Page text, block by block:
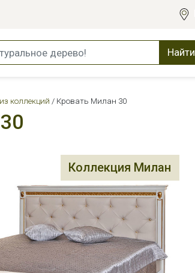
Найти
коллекций Кровать Милан 30
Коллекция Милан